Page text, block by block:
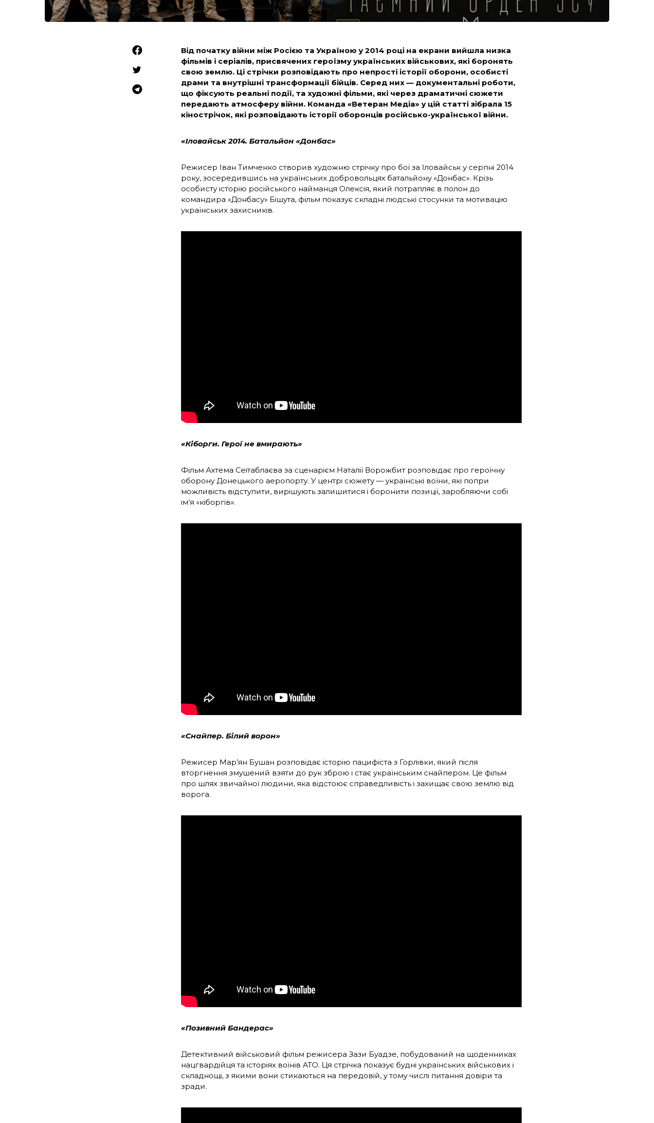
Від початку війни між Росією та Україною у 2014 році на екрани вийшла низка
фільмів і серіалів, присвячених героїзму українських військових, які боронять
свою землю. Ці стрічки розповідають про непрості історії оборони, особисті
драми та внутрішні трансформації бійців. Серед них — документальні роботи,
що фіксують реальні події, та художні фільми, які через драматичні сюжети
передають атмосферу війни. Команда «Ветеран Медіа» у цій статті зібрала 15
кінострічок, які розповідають історії оборонців російсько-української війни.
«Іловайськ 2014. Батальйон «Донбас»
Режисер Іван Тимченко створив художню стрічку про бої за Іловайськ у серпні 2014
року, зосередившись на українських добровольцях батальйону «Донбас». Крізь
особисту історію російського найманця Олексія, який потрапляє в полон до
командира «Донбасу» Бішута, фільм показує складні людські стосунки та мотивацію
українських захисників.
«Кіборги. Герої не вмирають»
Фільм Ахтема Сеітаблаєва за сценарієм Наталії Ворожбит розповідає про героїчну
оборону Донецького аеропорту. У центрі сюжету — українські воїни, які попри
можливість відступити, вирішують залишитися і боронити позиції, заробляючи собі
ім’я «кіборгів».
«Снайпер. Білий ворон»
Режисер Мар’ян Бушан розповідає історію пацифіста з Горлівки, який після
вторгнення змушений взяти до рук зброю і стає українським снайпером. Це фільм
про шлях звичайної людини, яка відстоює справедливість і захищає свою землю від
ворога.
«Позивний Бандерас»
Детективний військовий фільм режисера Зази Буадзе, побудований на щоденниках
нацгвардійця та історіях воїнів АТО. Ця стрічка показує будні українських військових і
складнощі, з якими вони стикаються на передовій, у тому числі питання довіри та
зради.